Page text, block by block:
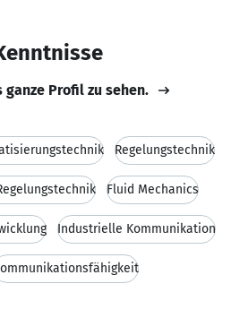
ganze Profil zu sehen.
Regelungstechnik
Fluid Mechanics
Industrielle Kommunikation